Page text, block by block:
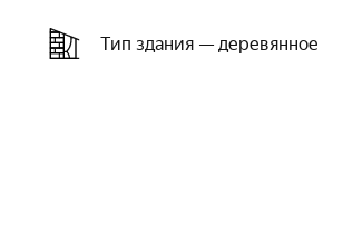
Тип здания — деревянное